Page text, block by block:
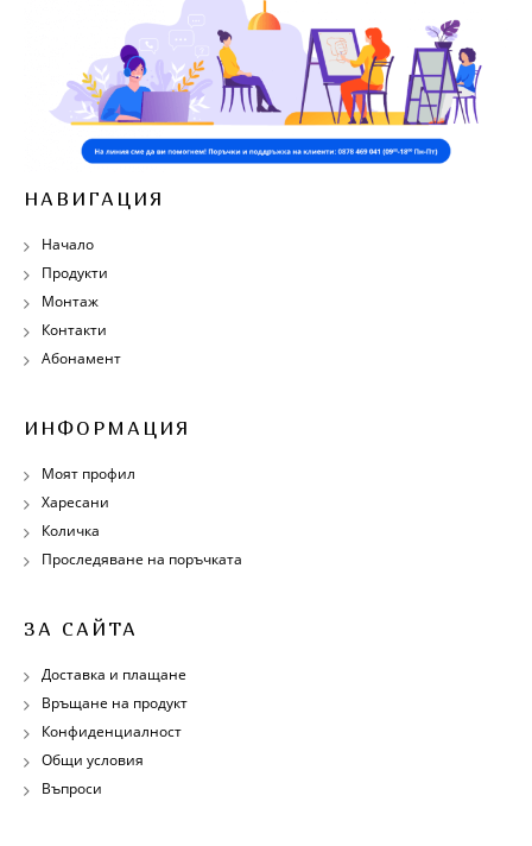
НАВИГАЦИЯ
Начало
Продукти
Монтаж
Контакти
Абонамент
ИНФОРМАЦИЯ
Моят профил
Харесани
Количка
Проследяване на поръчката
ЗА САЙТА
Доставка и плащане
Връщане на продукт
Конфиденциалност
Общи условия
Въпроси